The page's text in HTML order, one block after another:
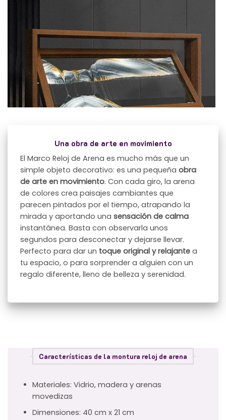
Una obra de arte en movimiento
El Marco Reloj de Arena es mucho más que un
simple objeto decorativo: es una pequeña obra
de arte en movimiento. Con cada giro, la arena
de colores crea paisajes cambiantes que
parecen pintados por el tiempo, atrapando la
mirada y aportando unasensación de calma
instantánea. Basta con observarla unos
segundos para desconectar y dejarse llevar.
Perfecto para dar un toque original y relajante a
tu espacio, o para sorprender a alguien con un
regalo diferente, lleno de belleza y serenidad.
Características de la montura reloj de arena
Materiales: Vidrio, madera y arenas
movedizas
Dimensiones: 40 cm x 21 cm